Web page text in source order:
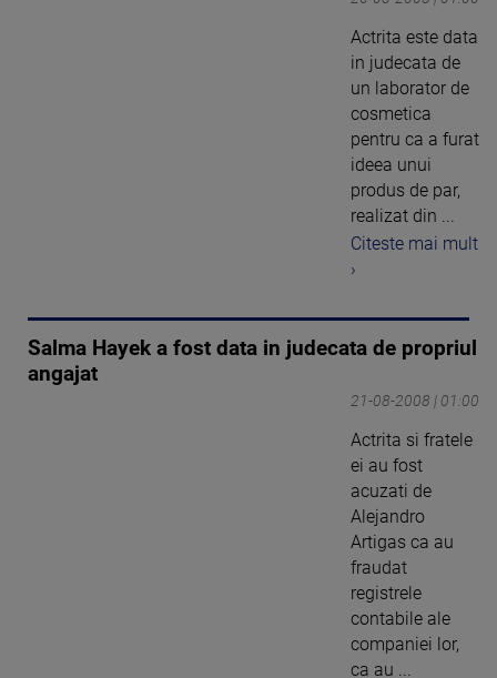
Actrita este data
in judecata de
un laborator de
cosmetica
pentru ca a furat
ideea unui
produs de par,
realizat din ...
Citeste mai mult
›
Salma Hayek a fost data in judecata de propriul
angajat
21-08-2008 | 01:00
Actrita si fratele
ei au fost
acuzati de
Alejandro
Artigas ca au
fraudat
registrele
contabile ale
companiei lor,
ca au ...